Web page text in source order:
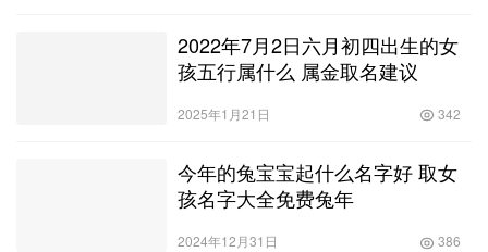
2022年7月2日六月初四出生的女
孩五行属什么 属金取名建议
2025年1月21日 342
今年的兔宝宝起什么名字好 取女
孩名字大全免费兔年
2024年12月31日 386